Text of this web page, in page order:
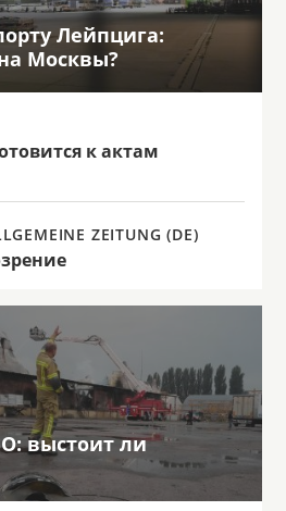
Лейпцига:
Москвы?
к актам
ZEITUNG (DE)
выстоит ли